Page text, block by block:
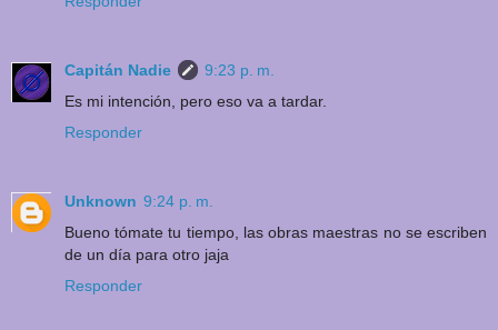
Capitán Nadie
9:23 p. m.
Es mi intención, pero eso va a tardar.
Responder
Unknown 9:24 p. m.
Bueno tómate tu tiempo, las obras maestras no se escriben
de un día para otro jaja
Responder